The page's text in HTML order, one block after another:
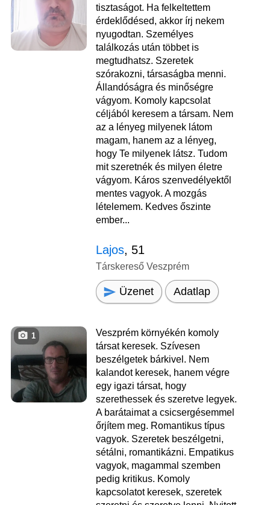
tisztaságot. Ha felkeltettem
érdeklődésed, akkor írj nekem
nyugodtan. Személyes
találkozás után többet is
megtudhatsz. Szeretek
szórakozni, társaságba menni.
Állandóságra és minőségre
vágyom. Komoly kapcsolat
céljából keresem a társam. Nem
az a lényeg milyenek látom
magam, hanem az a lényeg,
hogy Te milyenek látsz. Tudom
mit szeretnék és milyen életre
vágyom. Káros szenvedélyektől
mentes vagyok. A mozgás
lételemem. Kedves őszinte
ember...
Lajos, 51
Társkereső Veszprém
Üzenet Adatlap
1
Veszprém környékén komoly
társat keresek. Szívesen
beszélgetek bárkivel. Nem
kalandot keresek, hanem végre
egy igazi társat, hogy
szerethessek és szeretve legyek.
A barátaimat a csicsergésemmel
őrjítem meg. Romantikus típus
vagyok. Szeretek beszélgetni,
sétálni, romantikázni. Empatikus
vagyok, magammal szemben
pedig kritikus. Komoly
kapcsolatot keresek, szeretek